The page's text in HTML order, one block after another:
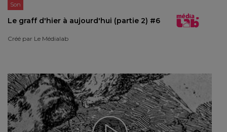
Son
Le graff d'hier à aujourd'hui (partie 2) #6
Créé par Le Médialab